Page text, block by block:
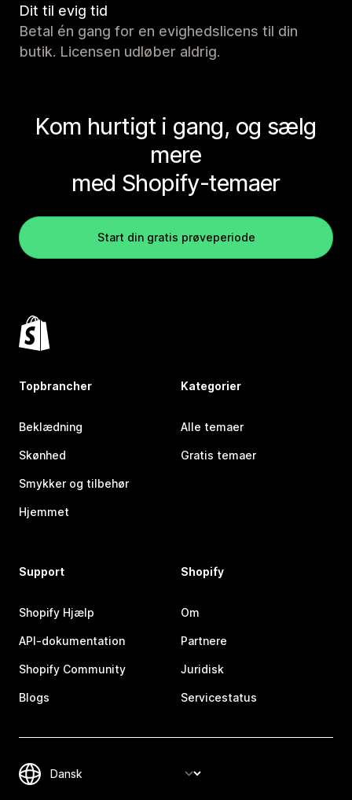
Dit til evig tid
Betal én gang for en evighedslicens til din
butik. Licensen udløber aldrig.
Kom hurtigt i gang, og sælg
mere
med Shopify-temaer
Start din gratis prøveperiode
Topbrancher
Beklædning
Skønhed
Smykker og tilbehør
Hjemmet
Kategorier
Alle temaer
Gratis temaer
Support
Shopify Hjælp
API-dokumentation
Shopify Community
Blogs
Shopify
Om
Partnere
Juridisk
Servicestatus